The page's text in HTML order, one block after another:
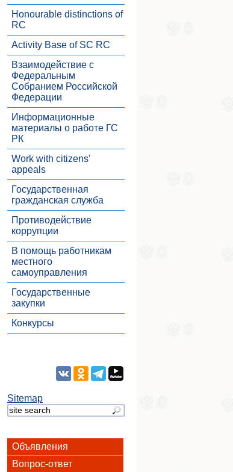
Honourable distinctions of
RC
Activity Base of SC RC
Взаимодействие с
Федеральным
Собранием Российской
Федерации
Информационные
материалы о работе ГС
РК
Work with citizens'
appeals
Государственная
гражданская служба
Противодействие
коррупции
В помощь работникам
местного
самоуправления
Государственные
закупки
Конкурсы
Sitemap
Объявления
Вопрос-ответ